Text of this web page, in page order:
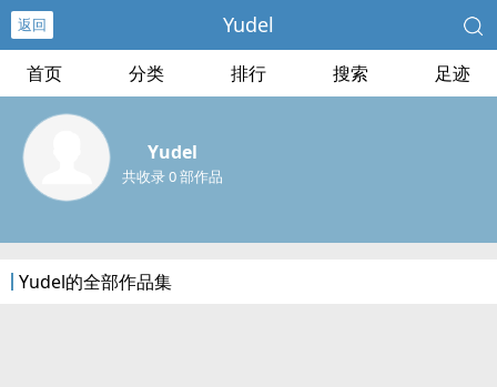
返回 Yudel
首页 分类 排行 搜索 足迹
Yudel
共收录 0 部作品
Yudel的全部作品集